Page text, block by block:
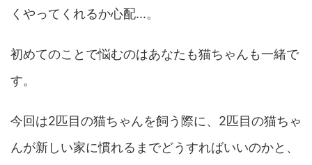
くやってくれるか心配...。
初めてのことで悩むのはあなたも猫ちゃんも一緒で
す。
今回は2匹目の猫ちゃんを飼う際に、2匹目の猫ちゃ
んが新しい家に慣れるまでどうすればいいのかと、